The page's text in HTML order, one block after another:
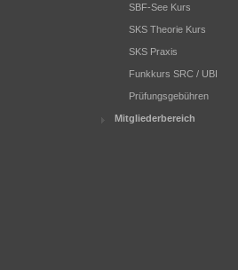
SBF-See Kurs
SKS Theorie Kurs
SKS Praxis
Funkkurs SRC / UBI
Prüfungsgebühren
Mitgliederbereich